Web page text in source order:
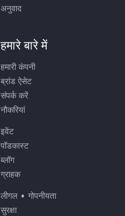
अनुवाद
हमारे बारे में
हमारी कंपनी
ब्रांड ऐसेट
संपर्क करें
नौकरियां
इवेंट
पॉडकास्ट
ब्लॉग
ग्राहक
लीगल • गोपनीयता
सुरक्षा